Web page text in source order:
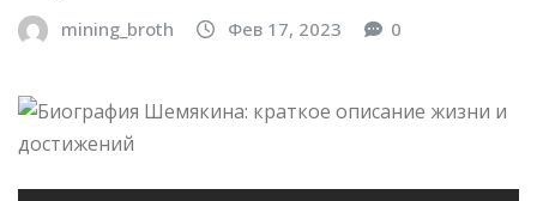
mining_broth Фев 17, 2023 0